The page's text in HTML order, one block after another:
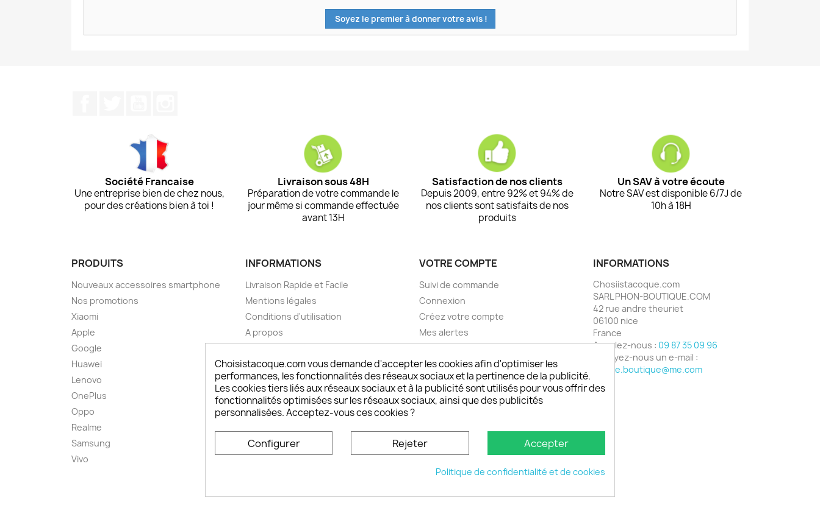
Soyez le premier à donner votre avis !
Société Francaise
Une entreprise bien de chez nous,
pour des créations bien à toi !
Livraison sous 48H
Préparation de votre commande le
jour même si commande effectuée
avant 13H
Satisfaction de nos clients
Depuis 2009, entre 92% et 94% de
nos clients sont satisfaits de nos
produits
Un SAV à votre écoute
Notre SAV est disponible 6/7J de
10h à 18H
PRODUITS
Nouveaux accessoires smartphone
Nos promotions
Xiaomi
Apple
Google
Huawei
Lenovo
OnePlus
Oppo
Realme
Samsung
Vivo
INFORMATIONS
Livraison Rapide et Facile
Mentions légales
Conditions d'utilisation
A propos
Retours et remboursements
Livraison DOM TOM et outremer
FAQ choisistacoque
Comment personnaliser son
Contactez-nous
Plan du site
VOTRE COMPTE
Suivi de commande
Connexion
Créez votre compte
Mes alertes
INFORMATIONS
Chosiistacoque.com
SARL PHON-BOUTIQUE.COM
42 rue andre theuriet
06100 nice
France
Appelez-nous : 09 87 35 09 96
Envoyez-nous un e-mail :
phone.boutique@me.com
© 2026 - choisistacoque.com
Choisistacoque.com vous demande d'accepter les cookies afin d'optimiser les
performances, les fonctionnalités des réseaux sociaux et la pertinence de la publicité.
Les cookies tiers liés aux réseaux sociaux et à la publicité sont utilisés pour vous offrir des
fonctionnalités optimisées sur les réseaux sociaux, ainsi que des publicités
personnalisées. Acceptez-vous ces cookies ?
Configurer Rejeter Accepter
Politique de confidentialité et de cookies